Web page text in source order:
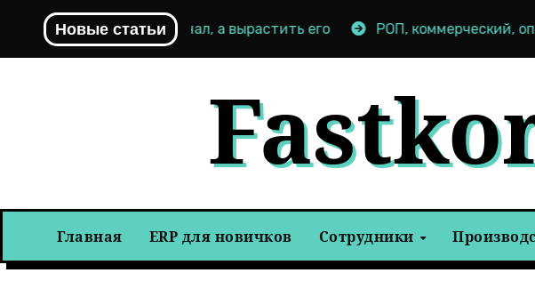
Перейти
содержимому
Новые статьи
как не сжечь канал, а вырастить его РОП, коммерческий,
Главная ERP для новичков Сотрудники